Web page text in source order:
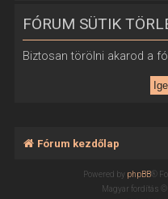
FÓRUM SÜTIK
Biztosan törölni akarod a
Fórum kezdőlap
Powered by phpBB®
Magyar fordítás ©